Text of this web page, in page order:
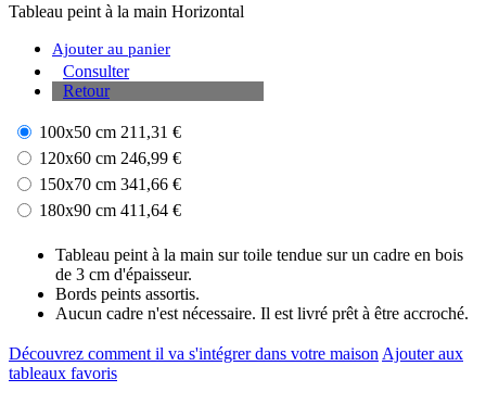
Tableau peint à la main Horizontal
Ajouter au panier
Consulter
Retour
100x50 cm 211,31 €
120x60 cm 246,99 €
150x70 cm 341,66 €
180x90 cm 411,64 €
Tableau peint à la main sur toile tendue sur un cadre en bois
de 3 cm d'épaisseur.
Bords peints assortis.
Aucun cadre n'est nécessaire. Il est livré prêt à être accroché.
Découvrez comment il va s'intégrer dans votre maison Ajouter aux
tableaux favoris